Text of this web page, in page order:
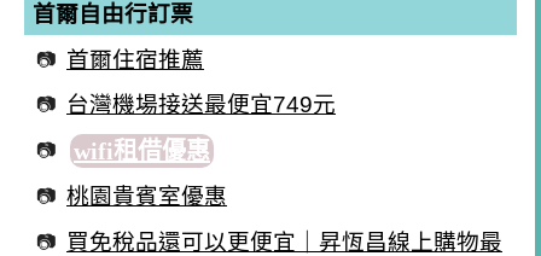
首爾自由行訂票
首爾住宿推薦
台灣機場接送最便宜749元
wifi租借優惠
桃園貴賓室優惠
買免稅品還可以更便宜｜昇恆昌線上購物最